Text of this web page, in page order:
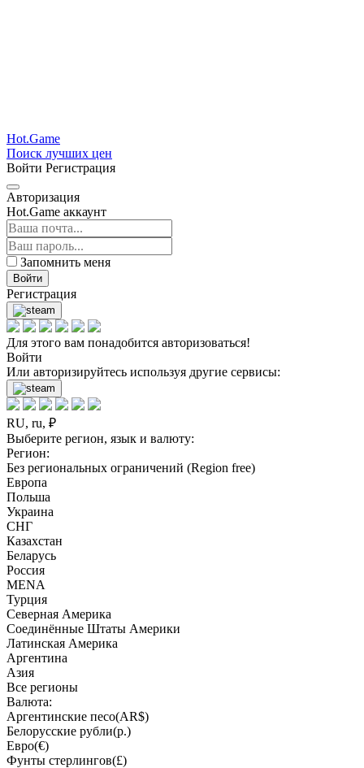
Hot.Game
Поиск лучших цен
Войти Регистрация
Авторизация
Hot.Game аккаунт
Запомнить меня
Войти
Регистрация
Для этого вам понадобится авторизоваться!
Войти
Или авторизируйтесь используя другие сервисы:
RU, ru, ₽
Выберите регион, язык и валюту:
Регион:
Без региональных ограничений (Region free)
Европа
Польша
Украина
СНГ
Казахстан
Беларусь
Россия
MENA
Турция
Северная Америка
Соединённые Штаты Америки
Латинская Америка
Аргентина
Азия
Все регионы
Валюта:
Аргентинские песо(AR$)
Белорусские рубли(р.)
Евро(€)
Фунты стерлингов(£)